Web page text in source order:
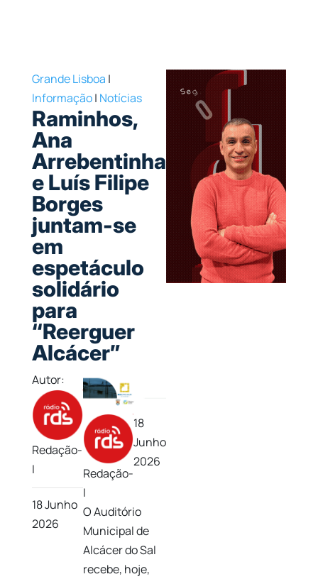
Grande Lisboa |
Informação| Notícias
Raminhos,
Ana
Arrebentinha
e Luís Filipe
Borges
juntam-se
em
espetáculo
solidário
para
“Reerguer
Alcácer”
Autor:
Redação-
I
18 Junho
2026
Redação-
I
18
Junho
2026
O Auditório
Municipal de
Alcácer do Sal
recebe, hoje,